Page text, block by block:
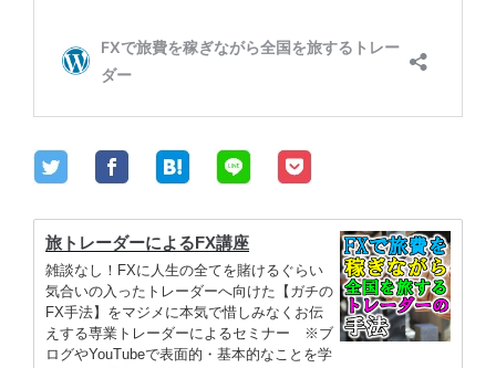
雑談なし！FXに人生の全てを賭けるぐらい
気合いの入ったトレーダーへ向けた【ガチの
FX手法】をマジメに本気で惜しみなくお伝
えする専業トレーダーによるセミナー ※ブ
ログやYouTubeで表面的・基本的なことを学
んでから受講して下さい。